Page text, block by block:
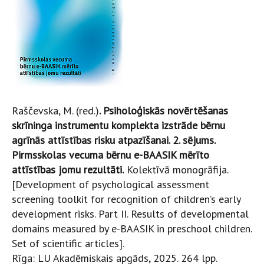
Raščevska, M. (red.). Psiholoģiskās novērtēšanas
skrīninga instrumentu komplekta izstrāde bērnu
agrīnās attīstības risku atpazīšanai. 2. sējums.
Pirmsskolas vecuma bērnu e-BAASIK mērīto
attīstības jomu rezultāti.Kolektīvā monogrāfija.
[Development of psychological assessment
screening toolkit for recognition of children’s early
development risks. Part II. Results of developmental
domains measured by e-BAASIK in preschool children.
Set of scientific articles].
Rīga: LU Akadēmiskais apgāds, 2025. 264 lpp.